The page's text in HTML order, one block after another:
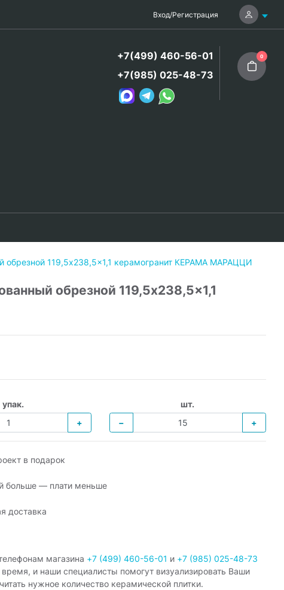
Вход/Регистрация
+7(499) 460-56-01
+7(985) 025-48-73
0
обрезной 119,5x238,5x1,1 керамогранит КЕРАМА МАРАЦЦИ
обрезной 119,5x238,5x1,1
упак.
+
шт.
−
+
в подарок
больше — плати меньше
доставка
магазина +7 (499) 460-56-01 и +7 (985) 025-48-73
и наши специалисты помогут визуализировать Ваши
нужное количество керамической плитки.